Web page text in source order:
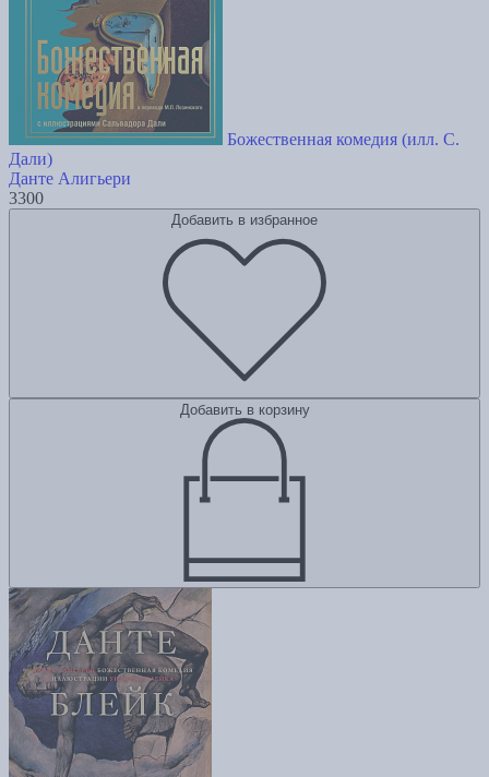
Божественная комедия (илл. С.
Дали)
Данте Алигьери
3300
Добавить в избранное
Добавить в корзину